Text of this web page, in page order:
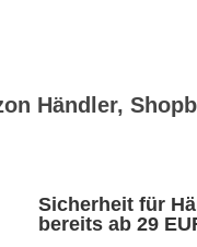
Händler,
Sicherheit für
bereits ab 29